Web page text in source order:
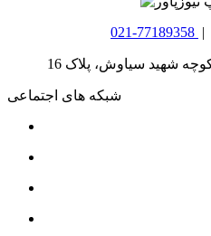
021-77189358 |
شبکه های اجتماعی